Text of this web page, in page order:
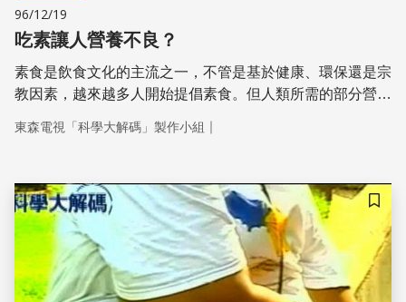
96/12/19
吃素讓人營養不良？
素食是飲食文化的主流之一，不管是基於健康、環保還是宗
教因素，越來越多人開始提倡素食。但人類所需的部分營養
者該如何避免營養不良、吃得健康？
東森電視「科學大解碼」製作小組 ｜
儲存